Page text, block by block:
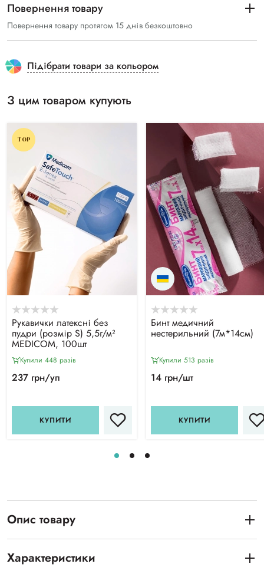
Повернення товару
Повернення товару протягом 15 днів безкоштовно
Підібрати товари за кольором
З цим товаром купують
TOP
Рукавички латексні без
пудри (розмір S) 5,5г/м²
MEDICOM, 100шт
Купили 448 разiв
237 грн/уп
КУПИТИ
Бинт медичний
нестерильний (7м*14см)
Купили 513 разiв
14 грн/шт
КУПИТИ
Опис товару
Характеристики